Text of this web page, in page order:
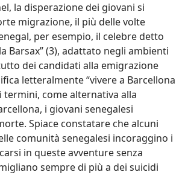
la disperazione dei giovani si
migrazione, il più delle volte
per esempio, il celebre detto
Barsax” (3), adattato negli ambienti
dei candidati alla emigrazione
letteralmente “vivere a Barcellona
termini, come alternativa alla
i giovani senegalesi
Spiace constatare che alcuni
comunità senegalesi incoraggino i
in queste avventure senza
sempre di più a dei suicidi